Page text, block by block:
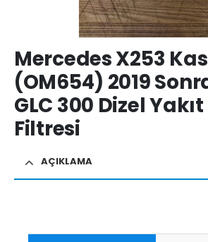
Mercedes X253
(OM654) 2019
GLC 300 Dizel Yakıt
Filtresi
AÇIKLAMA